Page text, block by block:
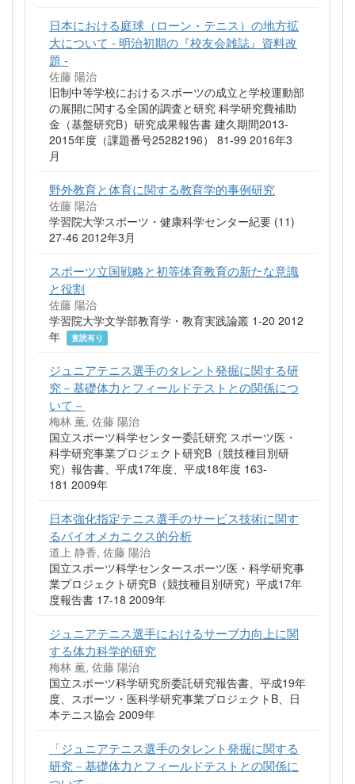
日本における庭球（ローン・テニス）の地方拡
大について - 明治初期の『校友会雑誌』資料改
題 -
佐藤 陽治
旧制中等学校におけるスポーツの成立と学校運動部
の展開に関する全国的調査と研究 科学研究費補助
金（基盤研究B）研究成果報告書 建久期間2013-
2015年度（課題番号25282196） 81-99 2016年3
月
野外教育と体育に関する教育学的事例研究
佐藤 陽治
学習院大学スポーツ・健康科学センター紀要 (11)
27-46 2012年3月
スポーツ立国戦略と初等体育教育の新たな意識
と役割
佐藤 陽治
学習院大学文学部教育学・教育実践論叢 1-20 2012
年
査読有り
ジュニアテニス選手のタレント発掘に関する研
究－基礎体力とフィールドテストとの関係につ
いて－
梅林 薫, 佐藤 陽治
国立スポーツ科学センター委託研究 スポーツ医・
科学研究事業プロジェクト研究B（競技種目別研
究）報告書、平成17年度、平成18年度 163-
181 2009年
日本強化指定テニス選手のサービス技術に関す
るバイオメカニクス的分析
道上 静香, 佐藤 陽治
国立スポーツ科学センタースポーツ医・科学研究事
業プロジェクト研究B（競技種目別研究）平成17年
度報告書 17-18 2009年
ジュニアテニス選手におけるサーブ力向上に関
する体力科学的研究
梅林 薫, 佐藤 陽治
国立スポーツ科学研究所委託研究報告書、平成19年
度、スポーツ・医科学研究事業プロジェクトB、日
本テニス協会 2009年
「ジュニアテニス選手のタレント発掘に関する
研究－基礎体力とフィールドテストとの関係に